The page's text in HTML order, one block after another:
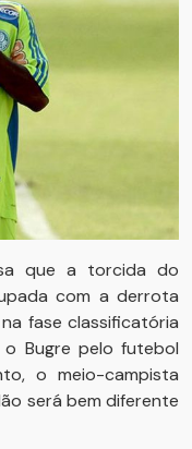
que a torcida do
com a derrota
fase classificatória
Bugre pelo futebol
o meio-campista
será bem diferente